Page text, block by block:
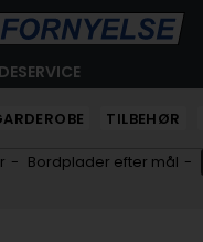
TILBEHØR
- Bordplader efter mål -